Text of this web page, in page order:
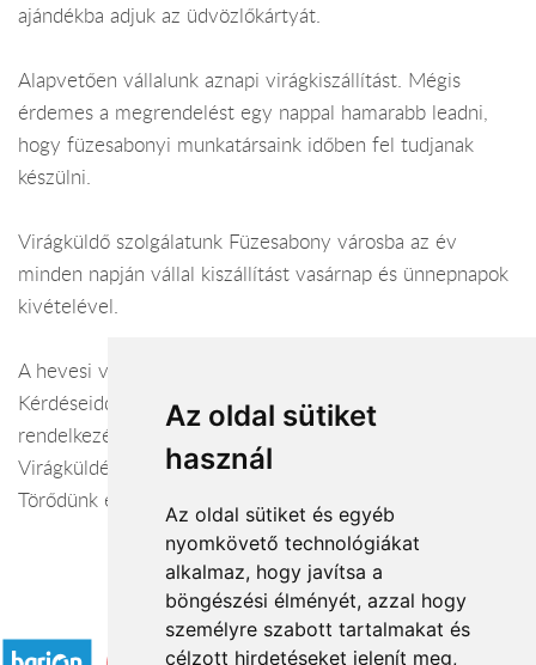
Az oldal sütiket
használ
Az oldal sütiket és egyéb
nyomkövető technológiákat
alkalmaz, hogy javítsa a
böngészési élményét, azzal hogy
személyre szabott tartalmakat és
célzott hirdetéseket jelenít meg,
ajándékba adjuk az üdvözlőkártyát.
Alapvetően vállalunk aznapi virágkiszállítást. Mégis
érdemes a megrendelést egy nappal hamarabb leadni,
hogy füzesabonyi munkatársaink időben fel tudjanak
készülni.
Virágküldő szolgálatunk Füzesabony városba az év
minden napján vállal kiszállítást vasárnap és ünnepnapok
kivételével.
A hevesi virágüzlet webáruháza:
Kérdéseiddel kapcsolatban örömmel állunk
rendelkezésedre.
Virágküldés Füzesabony
Törődünk egymással
Elfogadott fizetési módok